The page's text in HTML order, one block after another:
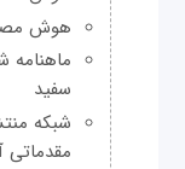
هوش
سفید
شبکه
مقدماتی